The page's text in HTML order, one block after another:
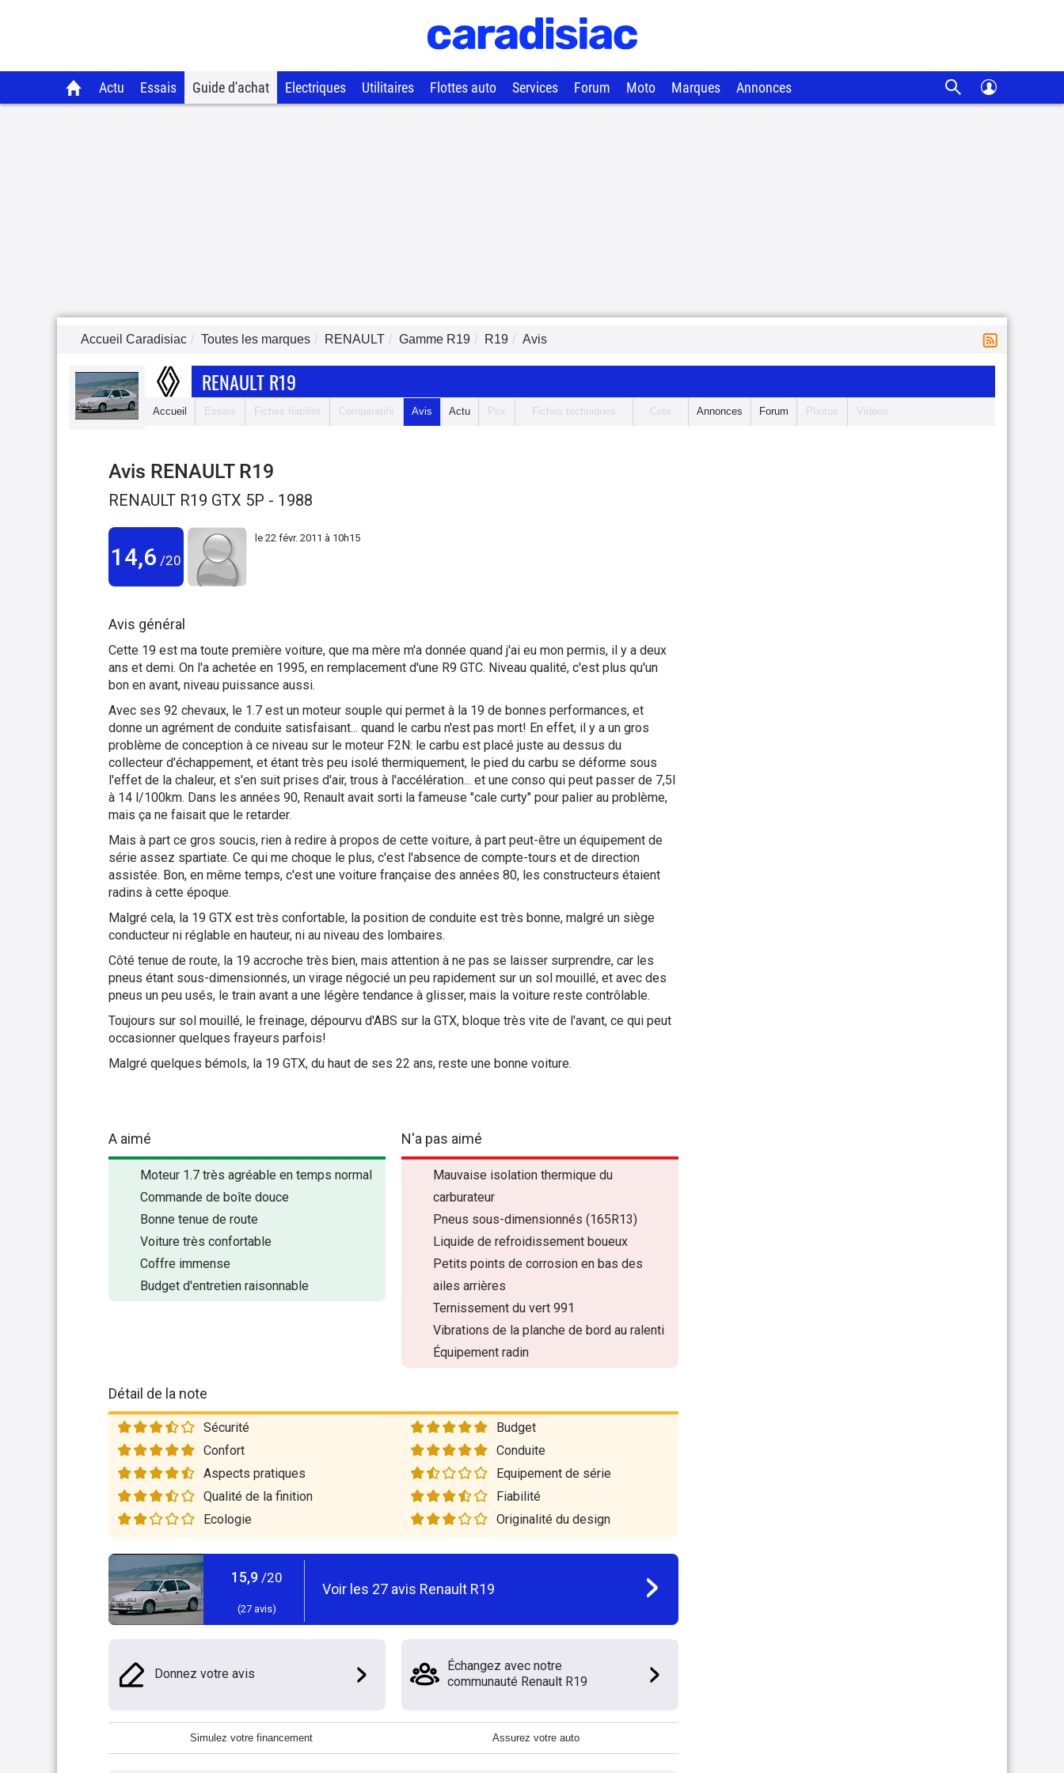
Actu Essais Guide d'achat Electriques Utilitaires Flottes auto Services Forum Moto Marques Annonces
Accueil Caradisiac Toutes les marques RENAULT Gamme R19 R19 Avis
RENAULT R19
Accueil Essais Fiches fiabilité Comparatifs Avis Actu Prix Fiches techniques Cote Annonces Forum Photos Vidéos
Avis RENAULT R19
RENAULT R19 GTX 5P - 1988
14,6 /20
le 22 févr. 2011 à 10h15
Avis général
Cette 19 est ma toute première voiture, que ma mère m'a donnée quand j'ai eu mon permis, il y a deux
ans et demi. On l'a achetée en 1995, en remplacement d'une R9 GTC. Niveau qualité, c'est plus qu'un
bon en avant, niveau puissance aussi.
Avec ses 92 chevaux, le 1.7 est un moteur souple qui permet à la 19 de bonnes performances, et
donne un agrément de conduite satisfaisant... quand le carbu n'est pas mort! En effet, il y a un gros
problème de conception à ce niveau sur le moteur F2N: le carbu est placé juste au dessus du
collecteur d'échappement, et étant très peu isolé thermiquement, le pied du carbu se déforme sous
l'effet de la chaleur, et s'en suit prises d'air, trous à l'accélération... et une conso qui peut passer de 7,5l
à 14 l/100km. Dans les années 90, Renault avait sorti la fameuse "cale curty" pour palier au problème,
mais ça ne faisait que le retarder.
Mais à part ce gros soucis, rien à redire à propos de cette voiture, à part peut-être un équipement de
série assez spartiate. Ce qui me choque le plus, c'est l'absence de compte-tours et de direction
assistée. Bon, en même temps, c'est une voiture française des années 80, les constructeurs étaient
radins à cette époque.
Malgré cela, la 19 GTX est très confortable, la position de conduite est très bonne, malgré un siège
conducteur ni réglable en hauteur, ni au niveau des lombaires.
Côté tenue de route, la 19 accroche très bien, mais attention à ne pas se laisser surprendre, car les
pneus étant sous-dimensionnés, un virage négocié un peu rapidement sur un sol mouillé, et avec des
pneus un peu usés, le train avant a une légère tendance à glisser, mais la voiture reste contrôlable.
Toujours sur sol mouillé, le freinage, dépourvu d'ABS sur la GTX, bloque très vite de l'avant, ce qui peut
occasionner quelques frayeurs parfois!
Malgré quelques bémols, la 19 GTX, du haut de ses 22 ans, reste une bonne voiture.
A aimé
Moteur 1.7 très agréable en temps normal
Commande de boîte douce
Bonne tenue de route
Voiture très confortable
Coffre immense
Budget d'entretien raisonnable
N'a pas aimé
Mauvaise isolation thermique du
carburateur
Pneus sous-dimensionnés (165R13)
Liquide de refroidissement boueux
Petits points de corrosion en bas des
ailes arrières
Ternissement du vert 991
Vibrations de la planche de bord au ralenti
Équipement radin
Détail de la note
Sécurité
Budget
Confort
Conduite
Aspects pratiques
Equipement de série
Qualité de la finition
Fiabilité
Ecologie
Originalité du design
15,9 /20
(27 avis)
Voir les 27 avis Renault R19
Donnez votre avis
Échangez avec notre
communauté Renault R19
Simulez votre financement Assurez votre auto